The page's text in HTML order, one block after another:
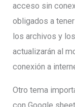
acceso sin
obligados a
los archivos y
actualizarán al
conexión a
Otro tema